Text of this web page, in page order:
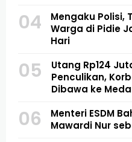
04
Mengaku Polisi,
Warga di Pidie
Hari
05
Utang Rp124
Penculikan,
Dibawa ke
06
Menteri ESDM
Mawardi Nur